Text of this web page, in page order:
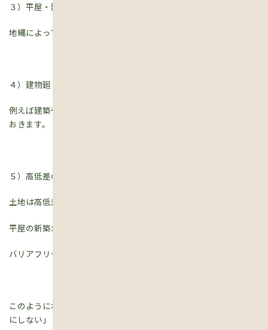
３）平屋・建物のサイズ
地縄によって表された平屋のサイズが設計書通りか確かめます。
４）建物廻りのチェック
例えば建築予定地に、既存の木や石などかぶってこないか？見て
おきます。
５）高低差のこと
土地は高低差が多少なりともあります。
平屋の新築が建った時廻りの土地との高低差はどうか？
バリアフリーの観点からもよく考察してみてください。
このようにポイントは色々ありますが一番大切なことは「お任せ
にしない」ということ。